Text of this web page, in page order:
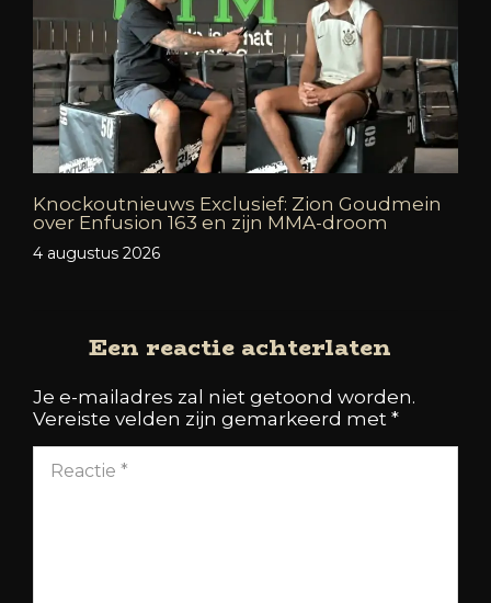
Knockoutnieuws Exclusief: Zion Goudmein
over Enfusion 163 en zijn MMA-droom
4 augustus 2026
Een reactie achterlaten
Je e-mailadres zal niet getoond worden.
Vereiste velden zijn gemarkeerd met *